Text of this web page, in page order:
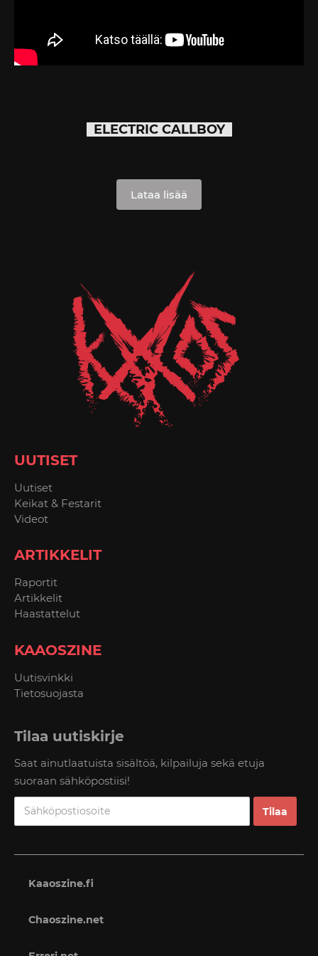
ELECTRIC CALLBOY
Lataa lisää
UUTISET
Uutiset
Keikat & Festarit
Videot
ARTIKKELIT
Raportit
Artikkelit
Haastattelut
KAAOSZINE
Uutisvinkki
Tietosuojasta
Tilaa uutiskirje
Saat ainutlaatuista sisältöä, kilpailuja sekä etuja
suoraan sähköpostiisi!
Kaaoszine.fi
Chaoszine.net